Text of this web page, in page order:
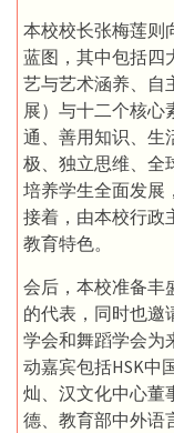
本校校长张梅莲则
蓝图，其中包括四
艺与艺术涵养、自
展）与十二个核心
通、善用知识、生
极、独立思维、全
培养学生全面发展
接着，由本校行政
教育特色。
会后，本校准备丰
的代表，同时也邀
学会和舞蹈学会为
动嘉宾包括HSK中
灿、汉文化中心董
德、教育部中外语